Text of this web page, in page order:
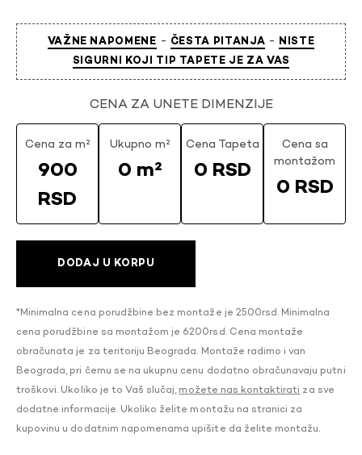
VAŽNE NAPOMENE - ČESTA PITANJA -
NISTE
SIGURNI KOJI TIP TAPETE JE ZA VAS
CENA ZA UNETE DIMENZIJE
Cena za m²
900
RSD
Ukupno m²
0 m²
Cena Tapeta
0 RSD
Cena sa
montažom
0 RSD
DODAJ U KORPU
*Minimalna cena porudžbine bez montaže je 2500rsd. Minimalna
cena porudžbine sa montažom je 6200rsd. Cena montaže
obračunata je za teritoriju Beograda. Montaže radimo i van
Beograda, pri čemu se na ukupnu cenu dodatno obračunavaju putni
troškovi. Ukoliko je to Vaš slučaj, možete nas kontaktirati za sve
dodatne informacije. Ukoliko želite montažu na stranici za
kupovinu u dodatnim napomenama upišite da želite montažu.